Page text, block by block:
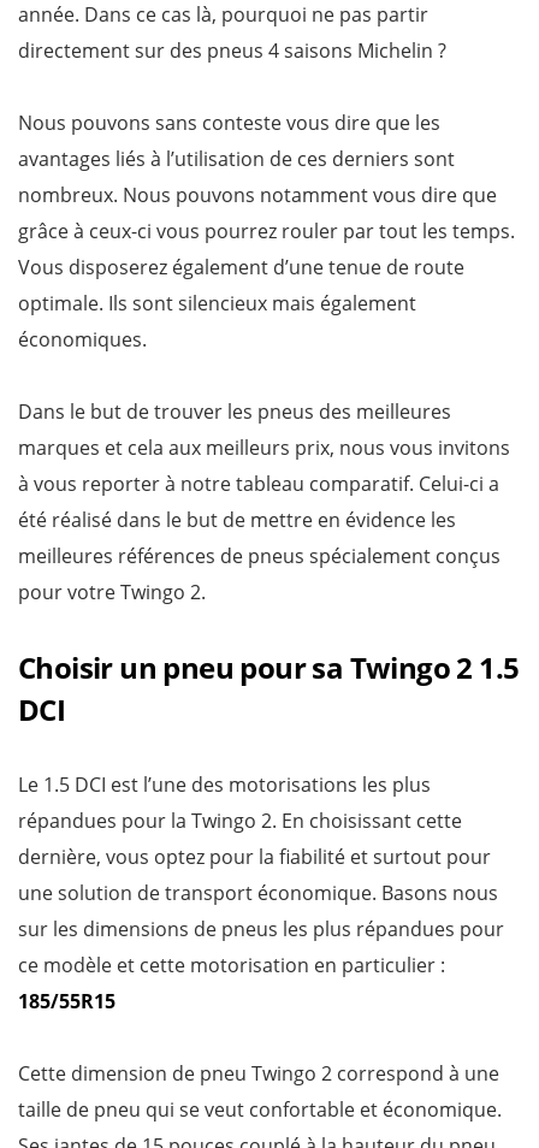
année. Dans ce cas là, pourquoi ne pas partir
directement sur des pneus 4 saisons Michelin ?
Nous pouvons sans conteste vous dire que les
avantages liés à l’utilisation de ces derniers sont
nombreux. Nous pouvons notamment vous dire que
grâce à ceux-ci vous pourrez rouler par tout les temps.
Vous disposerez également d’une tenue de route
optimale. Ils sont silencieux mais également
économiques.
Dans le but de trouver les pneus des meilleures
marques et cela aux meilleurs prix, nous vous invitons
à vous reporter à notre tableau comparatif. Celui-ci a
été réalisé dans le but de mettre en évidence les
meilleures références de pneus spécialement conçus
pour votre Twingo 2.
Choisir un pneu pour sa Twingo 2 1.5
DCI
Le 1.5 DCI est l’une des motorisations les plus
répandues pour la Twingo 2. En choisissant cette
dernière, vous optez pour la fiabilité et surtout pour
une solution de transport économique. Basons nous
sur les dimensions de pneus les plus répandues pour
ce modèle et cette motorisation en particulier :
185/55R15
Cette dimension de pneu Twingo 2 correspond à une
taille de pneu qui se veut confortable et économique.